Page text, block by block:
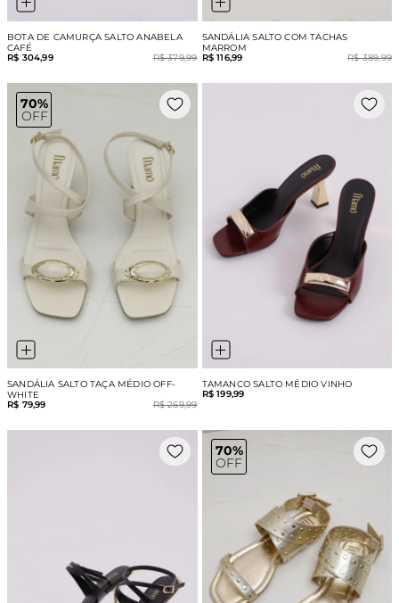
BOTA DE CAMURÇA SALTO ANABELA
CAFÉ
R$ 304,99
R$ 379,99
SANDÁLIA SALTO COM TACHAS
MARROM
R$ 116,99
R$ 389,99
70%
OFF
SANDÁLIA SALTO TAÇA MÉDIO OFF-
WHITE
R$ 79,99
R$ 269,99
TAMANCO SALTO MÉDIO VINHO
R$ 199,99
70%
OFF